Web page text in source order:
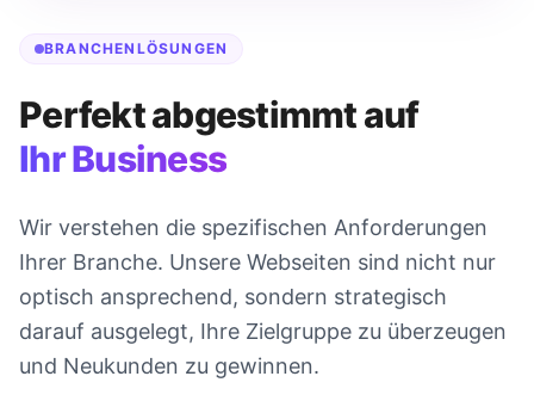
BRANCHENLÖSUNGEN
Perfekt abgestimmt auf
Ihr Business
Wir verstehen die spezifischen Anforderungen
Ihrer Branche. Unsere Webseiten sind nicht nur
optisch ansprechend, sondern strategisch
darauf ausgelegt, Ihre Zielgruppe zu überzeugen
und Neukunden zu gewinnen.